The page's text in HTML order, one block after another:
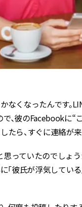
なくなったんです
、彼のFacebookに
ら、すぐに連絡が来
っていたのでしょ
「彼氏が浮気してい